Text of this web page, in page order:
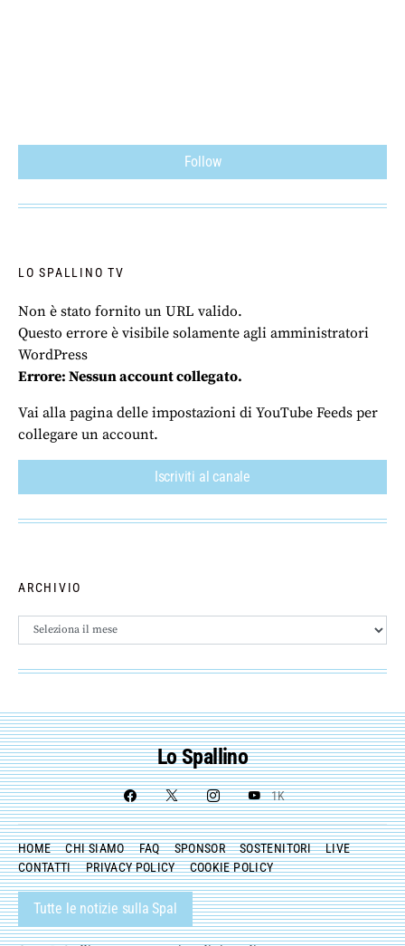
Follow
LO SPALLINO TV
Non è stato fornito un URL valido.
Questo errore è visibile solamente agli amministratori
WordPress
Errore: Nessun account collegato.
Vai alla pagina delle impostazioni di YouTube Feeds per
collegare un account.
Iscriviti al canale
ARCHIVIO
Archivio
Lo Spallino
1K
HOME CHI SIAMO FAQ SPONSOR SOSTENITORI
LIVE
CONTATTI
PRIVACY POLICY COOKIE POLICY
Tutte le notizie sulla Spal